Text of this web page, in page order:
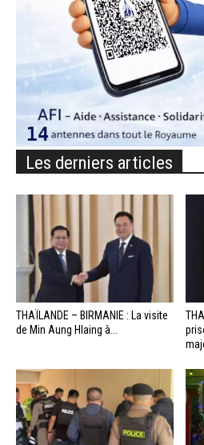
Les derniers articles
THAÏLANDE – BIRMANIE : La visite
de Min Aung Hlaing à...